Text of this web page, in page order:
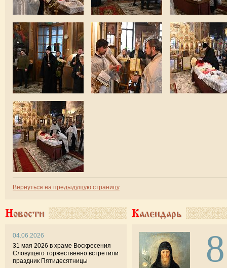
Вернуться на предыдущую страницу
Новости
04.06.2026
31 мая 2026 в храме Воскресения
Словущего торжественно встретили
праздник Пятидесятницы
Календарь
8